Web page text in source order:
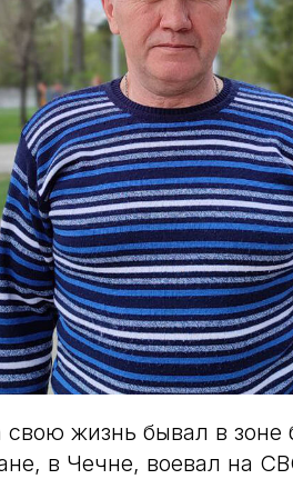
жизнь бывал в зоне
в Чечне, воевал на